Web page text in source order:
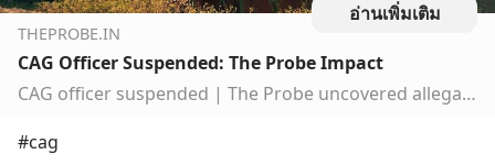
อ่านเพิ่มเติม
THEPROBE.IN
CAG Officer Suspended: The Probe Impact
CAG officer suspended | The Probe uncovered allegations against a senior official who, despite calls for a probe, got a lucrative foreign posting. Impact | Editor’s Pick
#cag